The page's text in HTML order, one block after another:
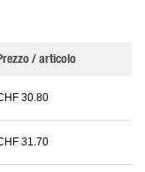
/ articolo
30.80
31.70